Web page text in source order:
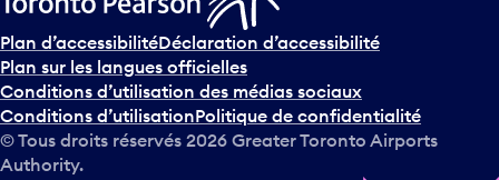
s
u
r
l
e
c
a
Plan d’accessibilitéDéclaration d’accessibilité
Plan sur les langues officielles
Conditions d’utilisation des médias sociaux
Conditions d’utilisationPolitique de confidentialité
© Tous droits réservés 2026 Greater Toronto Airports
Authority.